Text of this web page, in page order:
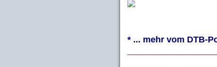
* ... mehr vom DTB-